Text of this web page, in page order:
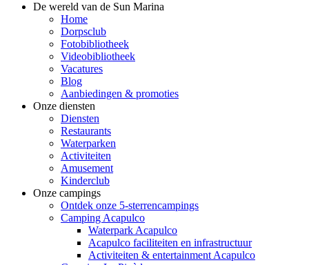
De wereld van de Sun Marina
Home
Dorpsclub
Fotobibliotheek
Videobibliotheek
Vacatures
Blog
Aanbiedingen & promoties
Onze diensten
Diensten
Restaurants
Waterparken
Activiteiten
Amusement
Kinderclub
Onze campings
Ontdek onze 5-sterrencampings
Camping Acapulco
Waterpark Acapulco
Acapulco faciliteiten en infrastructuur
Activiteiten & entertainment Acapulco